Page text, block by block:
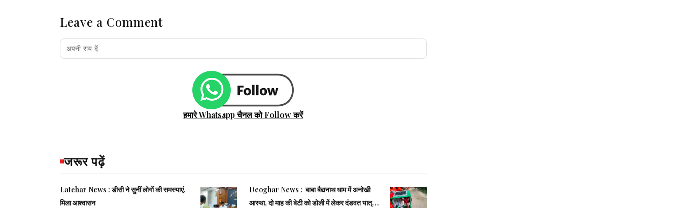
Leave a Comment
हमारे Whatsapp चैनल को Follow करें
जरूर पढ़ें
Latehar News : डीसी ने सुनीं लोगों की समस्याएं,
मिला आश्वासन
Deoghar News : बाबा बैद्यनाथ धाम में अनोखी
आस्था, दो माह की बेटी को डोली में लेकर दंडवत यात्रा